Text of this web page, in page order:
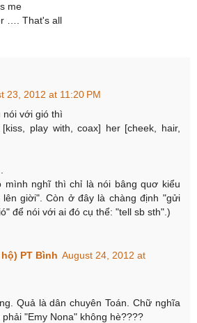
me
…. That's all
23, 2012 at 11:20 PM
nói với gió thì
play with, coax] her [cheek, hair,
mình nghĩ thì chỉ là nói bâng quơ kiểu
lên giời". Còn ở đây là chàng định "gửi
để nói với ai đó cụ thể: "tell sb sth".)
PT Bình August 24, 2012 at
Quả là dân chuyên Toán. Chữ nghĩa
"Emy Nona" không hè????